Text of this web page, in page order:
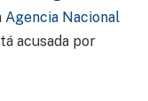
Agencia Nacional
acusada por